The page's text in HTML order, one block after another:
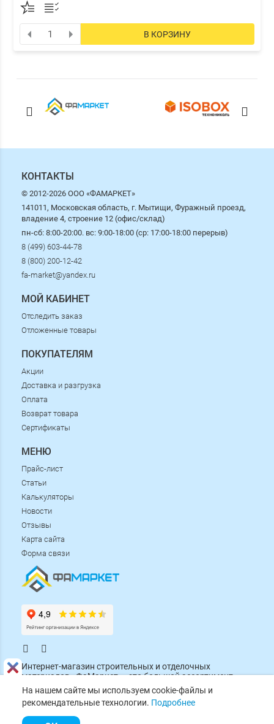
В КОРЗИНУ
На нашем сайте мы используем cookie-файлы и
рекомендательные технологии. Подробнее
КОНТАКТЫ
© 2012-2026 ООО «ФАМАРКЕТ»
141011, Московская область, г. Мытищи, Фуражный проезд,
владение 4, строение 12 (офис/склад)
пн-сб: 8:00-20:00. вс: 9:00-18:00 (ср: 17:00-18:00 перерыв)
8 (499) 603-44-78
8 (800) 200-12-42
fa-market@yandex.ru
МОЙ КАБИНЕТ
Отследить заказ
Отложенные товары
ПОКУПАТЕЛЯМ
Акции
Доставка и разгрузка
Оплата
Возврат товара
Сертификаты
МЕНЮ
Прайс-лист
Статьи
Калькуляторы
Новости
Отзывы
Карта сайта
Форма связи
Интернет-магазин строительных и отделочных
материалов «ФаМаркет» - это большой ассортимент
товаров от проверенных брендов по низким ценам.
Заботимся о качестве, соблюдаем сроки доставки и
помогаем с выбором каждому покупателю!